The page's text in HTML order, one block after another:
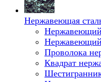
Нержавеющая
Проволока
Квадрат